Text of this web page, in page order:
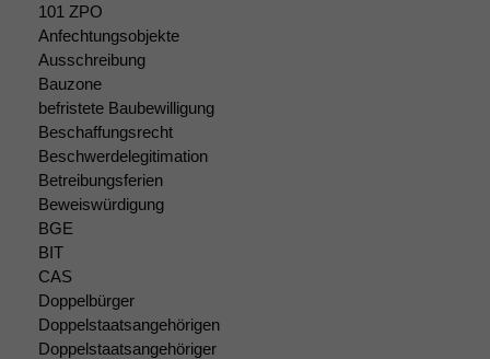
101 ZPO
Anfechtungsobjekte
Ausschreibung
Bauzone
befristete Baubewilligung
Beschaffungsrecht
Beschwerdelegitimation
Betreibungsferien
Beweiswürdigung
BGE
BIT
CAS
Doppelbürger
Doppelstaatsangehörigen
Doppelstaatsangehöriger